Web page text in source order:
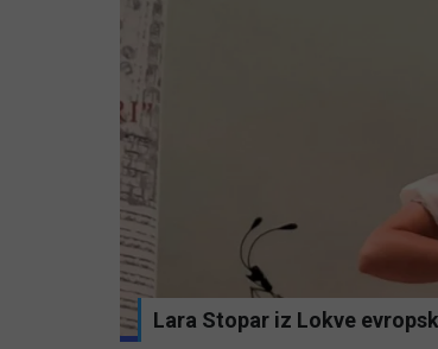
Lara Stopar iz Lokve